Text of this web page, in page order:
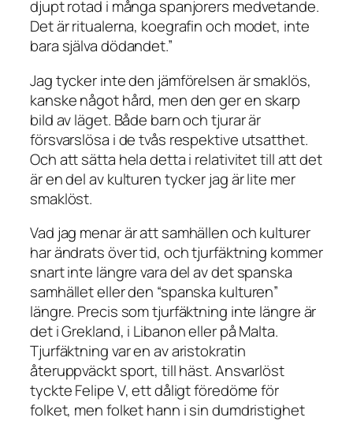
djupt rotad i många spanjorers medvetande.
Det är ritualerna, koegrafin och modet, inte
bara själva dödandet.”
Jag tycker inte den jämförelsen är smaklös,
kanske något hård, men den ger en skarp
bild av läget. Både barn och tjurar är
försvarslösa i de tvås respektive utsatthet.
Och att sätta hela detta i relativitet till att det
är en del av kulturen tycker jag är lite mer
smaklöst.
Vad jag menar är att samhällen och kulturer
har ändrats över tid, och tjurfäktning kommer
snart inte längre vara del av det spanska
samhället eller den “spanska kulturen”
längre. Precis som tjurfäktning inte längre är
det i Grekland, i Libanon eller på Malta.
Tjurfäktning var en av aristokratin
återuppväckt sport, till häst. Ansvarlöst
tyckte Felipe V, ett dåligt föredöme för
folket, men folket hann i sin dumdristighet